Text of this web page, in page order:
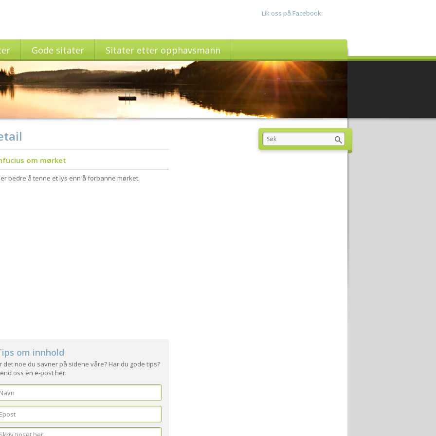
Lik oss på Facebook:
Gode sitater Sitater etter opphavsmann
om mørket
bedre å tenne et lys enn å forbanne mørket.
om innhold
det noe du savner på sidene våre? Har du gode tips?
oss en e-post her: